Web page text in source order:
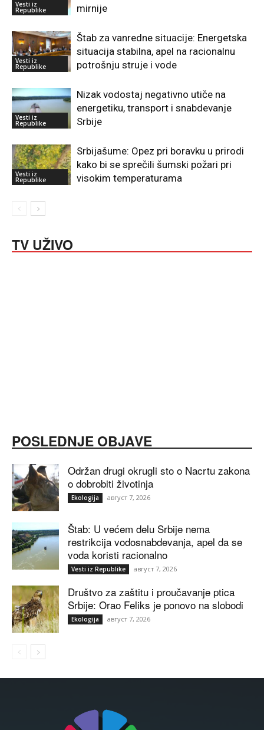
Vesti iz
Republike
mirnije
Vesti iz
Republike
Štab za vanredne situacije: Energetska
situacija stabilna, apel na racionalnu
potrošnju struje i vode
Vesti iz
Republike
Nizak vodostaj negativno utiče na
energetiku, transport i snabdevanje
Srbije
Vesti iz
Republike
Srbijašume: Opez pri boravku u prirodi
kako bi se sprečili šumski požari pri
visokim temperaturama
TV UŽIVO
POSLEDNJE OBJAVE
Održan drugi okrugli sto o Nacrtu zakona
o dobrobiti životinja
Ekologija август 7, 2026
Štab: U većem delu Srbije nema
restrikcija vodosnabdevanja, apel da se
voda koristi racionalno
Vesti iz Republike август 7, 2026
Društvo za zaštitu i proučavanje ptica
Srbije: Orao Feliks je ponovo na slobodi
Ekologija август 7, 2026